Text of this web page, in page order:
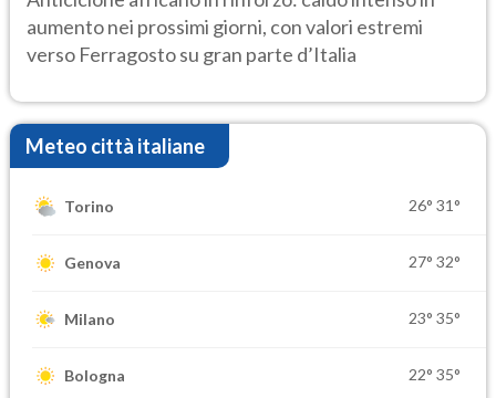
aumento nei prossimi giorni, con valori estremi
verso Ferragosto su gran parte d’Italia
Meteo città italiane
Torino 26° 31°
Genova 27° 32°
Milano 23° 35°
Bologna 22° 35°